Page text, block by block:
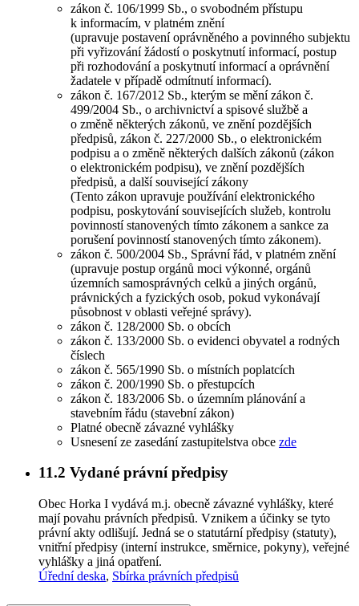
zákon č. 106/1999 Sb., o svobodném přístupu
k informacím, v platném znění
(upravuje postavení oprávněného a povinného subjektu
při vyřizování žádostí o poskytnutí informací, postup
při rozhodování a poskytnutí informací a oprávnění
žadatele v případě odmítnutí informací).
zákon č. 167/2012 Sb., kterým se mění zákon č.
499/2004 Sb., o archivnictví a spisové službě a
o změně některých zákonů, ve znění pozdějších
předpisů, zákon č. 227/2000 Sb., o elektronickém
podpisu a o změně některých dalších zákonů (zákon
o elektronickém podpisu), ve znění pozdějších
předpisů, a další související zákony
(Tento zákon upravuje používání elektronického
podpisu, poskytování souvisejících služeb, kontrolu
povinností stanovených tímto zákonem a sankce za
porušení povinností stanovených tímto zákonem).
zákon č. 500/2004 Sb., Správní řád, v platném znění
(upravuje postup orgánů moci výkonné, orgánů
územních samosprávných celků a jiných orgánů,
právnických a fyzických osob, pokud vykonávají
působnost v oblasti veřejné správy).
zákon č. 128/2000 Sb. o obcích
zákon č. 133/2000 Sb. o evidenci obyvatel a rodných
číslech
zákon č. 565/1990 Sb. o místních poplatcích
zákon č. 200/1990 Sb. o přestupcích
zákon č. 183/2006 Sb. o územním plánování a
stavebním řádu (stavební zákon)
Platné obecně závazné vyhlášky
Usnesení ze zasedání zastupitelstva obce zde
11.2 Vydané právní předpisy
Obec Horka I vydává m.j. obecně závazné vyhlášky, které
mají povahu právních předpisů. Vznikem a účinky se tyto
právní akty odlišují. Jedná se o statutární předpisy (statuty),
vnitřní předpisy (interní instrukce, směrnice, pokyny), veřejné
vyhlášky a jiná opatření.
Úřední deska, Sbírka právních předpisů